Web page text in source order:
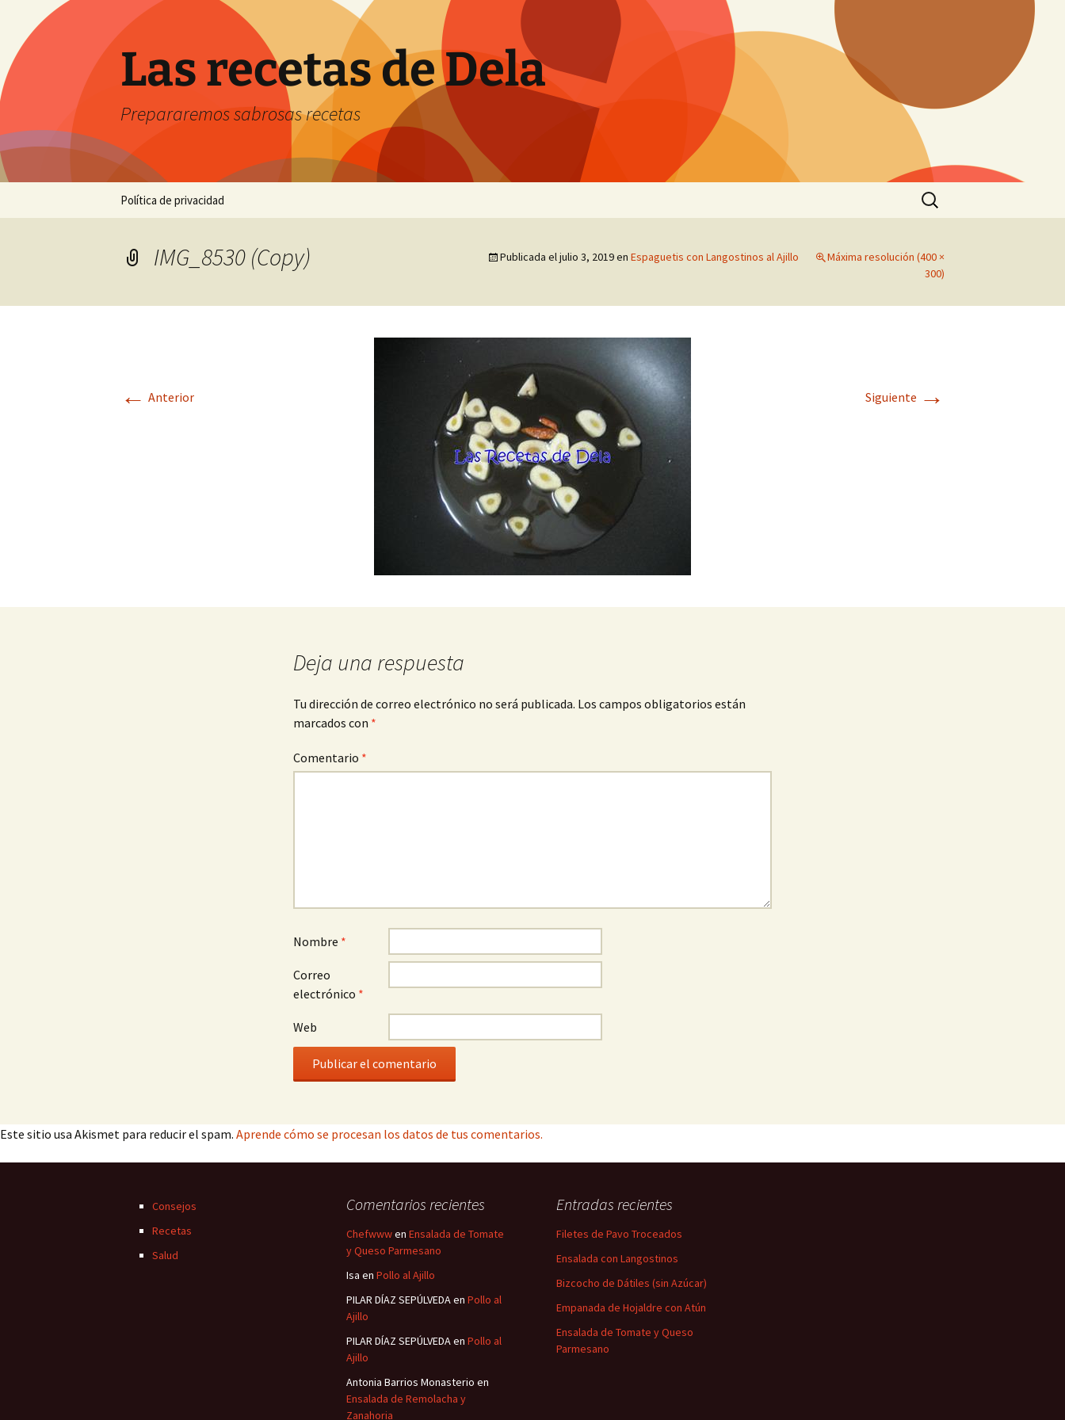
contenido
Las recetas de Dela
Prepararemos sabrosas recetas
Política de privacidad
Buscar:
IMG_8530 (Copy) Publicada eljulio 3, 2019en Espaguetis con Langostinos al Ajillo
Máxima resolución (400 ×
300)
← Anterior Siguiente →
Deja una respuesta
Tu dirección de correo electrónico no será publicada. Los campos obligatorios están
marcados con *
Comentario *
Nombre *
Correo
electrónico *
Web
Este sitio usa Akismet para reducir el spam. Aprende cómo se procesan los datos de tus comentarios.
Consejos
Recetas
Salud
Comentarios recientes
Chefwwwen Ensalada de Tomate
y Queso Parmesano
Isa en Pollo al Ajillo
PILAR DÍAZ SEPÚLVEDAen Pollo al
Ajillo
PILAR DÍAZ SEPÚLVEDAen Pollo al
Ajillo
Antonia Barrios Monasterio en
Ensalada de Remolacha y
Zanahoria
Entradas recientes
Filetes de Pavo Troceados
Ensalada con Langostinos
Bizcocho de Dátiles (sin Azúcar)
Empanada de Hojaldre con Atún
Ensalada de Tomate y Queso
Parmesano